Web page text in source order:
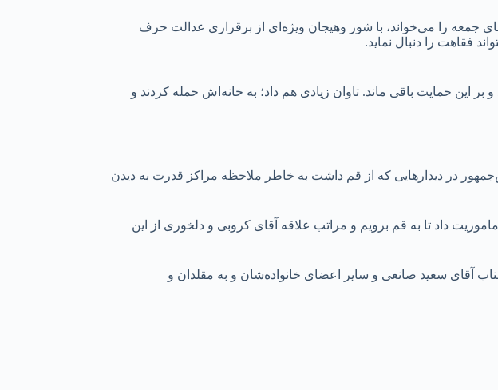
جمعه را می‌خواند، با شور وهیجان ویژه‌ای از برقراری عدالت حرف
فقاهت را دنبال نماید.
موسوی حمایت کرد و بر این حمایت باقی ماند. تاوان زیادی هم داد؛ به خانه‌اش حمله کردند و
در دیدارهایی که از قم داشت به خاطر ملاحظه مراکز قدرت به دیدن
داد تا به قم برویم و مراتب علاقه آقای کروبی و دلخوری از این
آقای سعید صانعی و سایر اعضای خانواده‌شان و به مقلدان و